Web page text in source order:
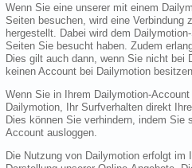
Wenn Sie eine unserer mit einem
Seiten besuchen, wird eine Verbindung
hergestellt. Dabei wird dem
Seiten Sie besucht haben. Zudem
Dies gilt auch dann, wenn Sie nicht bei
keinen Account bei Dailymotion besitzen.
Wenn Sie in Ihrem Dailymotion-
Dailymotion, Ihr Surfverhalten direkt
Dies können Sie verhindern, indem Sie
Account ausloggen.
Die Nutzung von Dailymotion erfolgt im